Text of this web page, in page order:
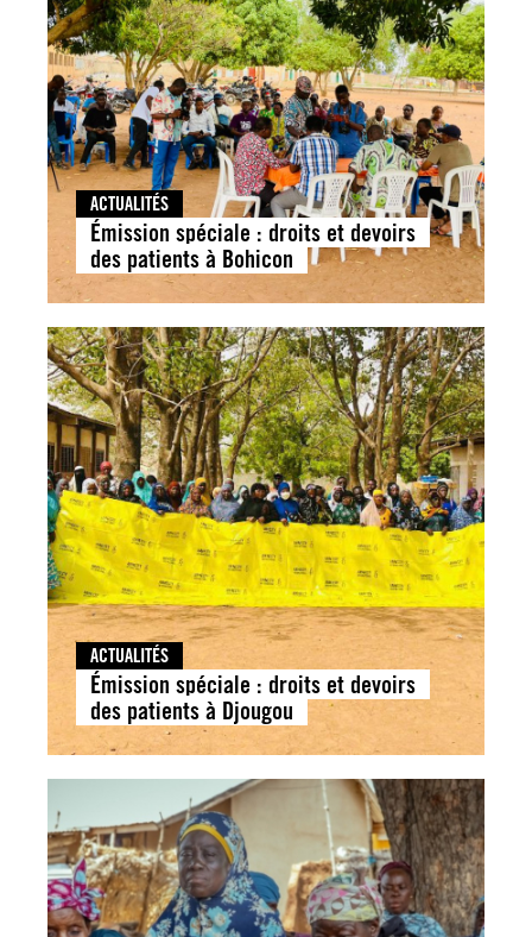
ACTUALITÉS
Émission spéciale : droits et devoirs
des patients à Bohicon
ACTUALITÉS
Émission spéciale : droits et devoirs
des patients à Djougou